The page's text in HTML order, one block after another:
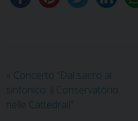
« Concerto “Dal sacro al
sinfonico: il Conservatorio
nelle Cattedrali”